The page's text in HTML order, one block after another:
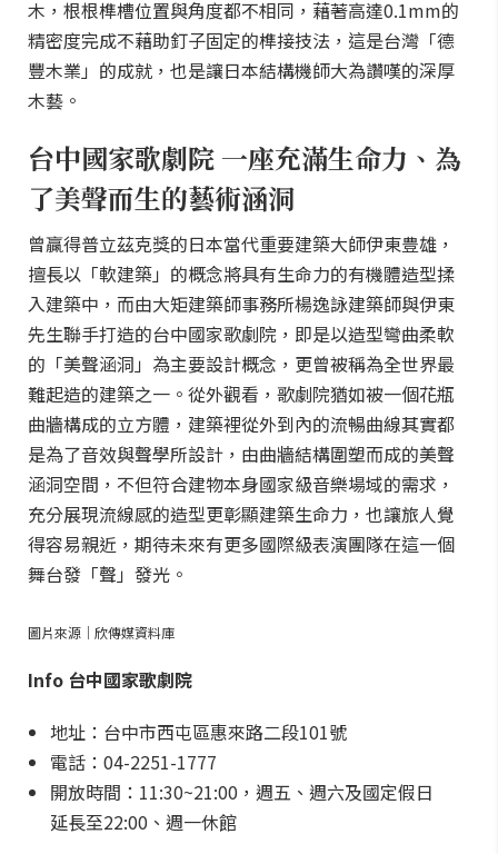
木，根根榫槽位置與角度都不相同，藉著高達0.1mm的
精密度完成不藉助釘子固定的榫接技法，這是台灣「德
豐木業」的成就，也是讓日本結構機師大為讚嘆的深厚
木藝。
台中國家歌劇院 一座充滿生命力、為
了美聲而生的藝術涵洞
曾贏得普立茲克獎的日本當代重要建築大師伊東豊雄，
擅長以「軟建築」的概念將具有生命力的有機體造型揉
入建築中，而由大矩建築師事務所楊逸詠建築師與伊東
先生聯手打造的台中國家歌劇院，即是以造型彎曲柔軟
的「美聲涵洞」為主要設計概念，更曾被稱為全世界最
難起造的建築之一。從外觀看，歌劇院猶如被一個花瓶
曲牆構成的立方體，建築裡從外到內的流暢曲線其實都
是為了音效與聲學所設計，由曲牆結構圍塑而成的美聲
涵洞空間，不但符合建物本身國家級音樂場域的需求，
充分展現流線感的造型更彰顯建築生命力，也讓旅人覺
得容易親近，期待未來有更多國際級表演團隊在這一個
舞台發「聲」發光。
圖片來源｜欣傳媒資料庫
Info 台中國家歌劇院
地址：台中市西屯區惠來路二段101號
電話：04-2251-1777
開放時間：11:30~21:00，週五、週六及國定假日
延長至22:00、週一休館